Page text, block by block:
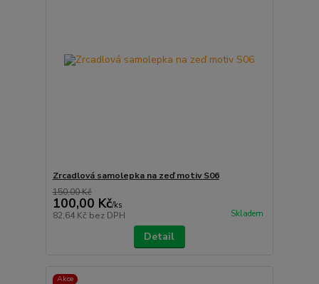
Zrcadlová samolepka na zeď motiv S06
150,00 Kč
100,00 Kč/ks
82,64 Kč bez DPH Skladem
Detail
Akce